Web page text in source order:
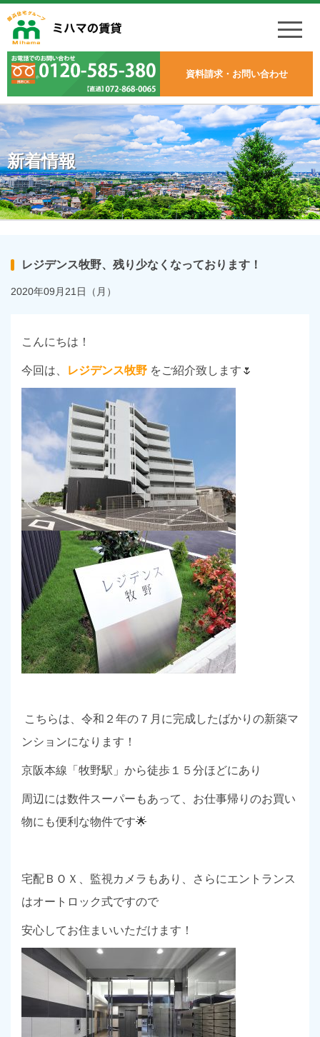
資料請求・お問い合わせ
新着情報
レジデンス牧野、残り少なくなっております！
2020年09月21日（月）
こんにちは！
今回は、 レジデンス牧野 をご紹介致します🌷
こちらは、令和２年の７月に完成したばかりの新築マ
ンションになります！
京阪本線「牧野駅」から徒歩１５分ほどにあり
周辺には数件スーパーもあって、お仕事帰りのお買い
物にも便利な物件です🌟
宅配ＢＯＸ、監視カメラもあり、さらにエントランス
はオートロック式ですので
安心してお住まいいただけます！